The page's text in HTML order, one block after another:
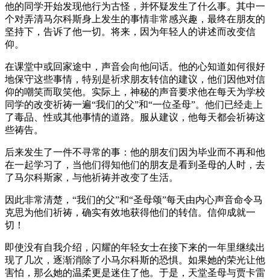
他的同学开始发现他行为古怪，并怀疑发生了什么事。其中一
个对弄清马尔科斯身上发生的事情非常感兴趣，最终在朋友的
坚持下，告诉了他一切。将来，因为年轻人的讲述而改变信
仰。
在课堂中或回家途中，声音会向他问话。他的心知道如何很好
地保守这些事情，特别是祈求朋友转信的建议，他们因他对信
仰的嘲笑而取笑他。实际上，神秘的声音要求他在每天为学校
同学的改变祈祷一遍“我们的父”和“一位圣母”。他们已经走上
了毒品、性或其他事情的道路。服从建议，他每天都会祈祷这
些祷告。
后来发生了一件不寻常的事：他的朋友们因为毕业而不再和他
在一起学习了，当他们得知他们的朋友是看到圣母的人时，去
了马尔科斯家，与他祈祷并改变了生活。
因此非常清楚，“我们的父”和“圣母颂”每天由内心声音命令马
克思为他们祈祷，确实有效地获得他们的转信。信仰成就一
切！
即使没有自我介绍，闪耀的年轻女士在接下来的一年里继续出
现了几次，逐渐消除了小马尔科斯的恐惧。如果她的荣光让他
害怕，那么她的温柔更是迷住了他。于是，天堂圣母与贾卡雷